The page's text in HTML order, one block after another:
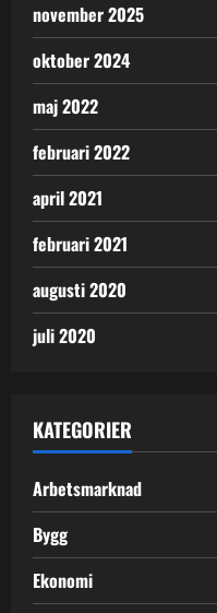
november 2025
oktober 2024
maj 2022
februari 2022
april 2021
februari 2021
augusti 2020
juli 2020
KATEGORIER
Arbetsmarknad
Bygg
Ekonomi